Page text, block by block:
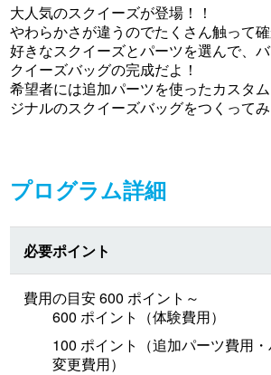
大人気のスクイーズが登場！！
やわらかさが違うのでたくさん触って
好きなスクイーズとパーツを選んで、
クイーズバッグの完成だよ！
希望者には追加パーツを使ったカスタ
ジナルのスクイーズバッグをつくってみ
プログラム詳細
必要ポイント
費用の目安 600 ポイント～
600 ポイント（体験費用）
100 ポイント（追加パーツ費用
変更費用）